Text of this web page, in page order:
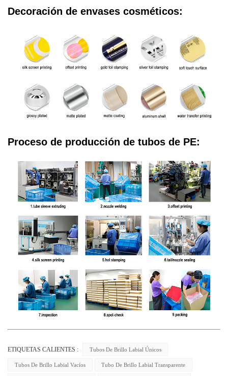
Decoración de envases cosméticos:
Proceso de producción de tubos de PE:
ETIQUETAS CALIENTES : Tubos De Brillo Labial Únicos
Tubos De Brillo Labial Vacíos Tubo De Brillo Labial Transparente